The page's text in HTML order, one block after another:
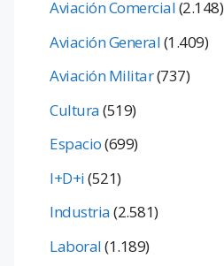
Aviación Comercial(2.148)
Aviación General(1.409)
Aviación Militar(737)
Cultura(519)
Espacio(699)
I+D+i(521)
Industria(2.581)
Laboral(1.189)